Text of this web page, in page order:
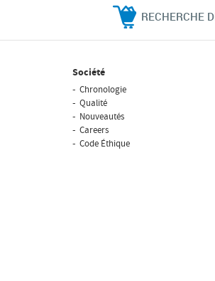
RECHERCHE
Société
Chronologie
Qualité
Nouveautés
Careers
Code Éthique